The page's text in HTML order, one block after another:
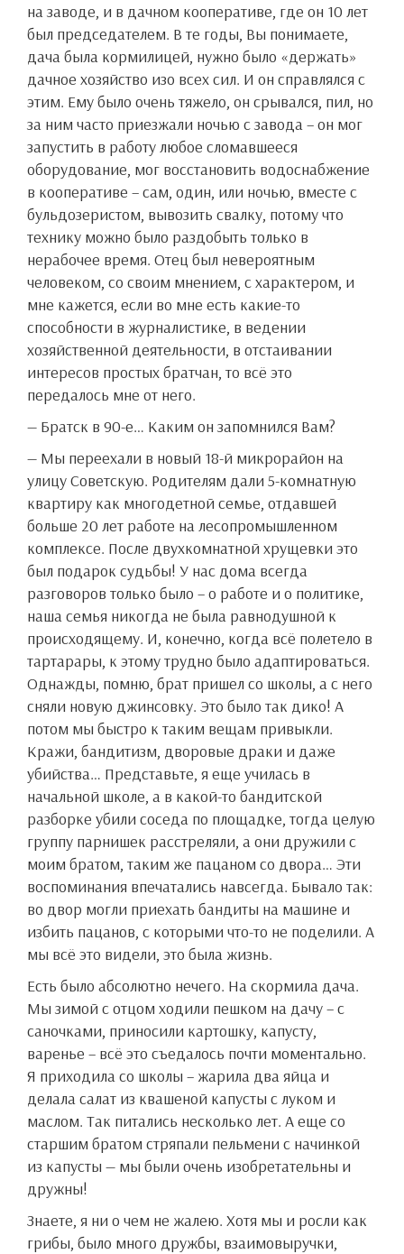
на заводе, и в дачном кооперативе, где он 10 лет
был председателем. В те годы, Вы понимаете,
дача была кормилицей, нужно было «держать»
дачное хозяйство изо всех сил. И он справлялся с
этим. Ему было очень тяжело, он срывался, пил, но
за ним часто приезжали ночью с завода – он мог
запустить в работу любое сломавшееся
оборудование, мог восстановить водоснабжение
в кооперативе – сам, один, или ночью, вместе с
бульдозеристом, вывозить свалку, потому что
технику можно было раздобыть только в
нерабочее время. Отец был невероятным
человеком, со своим мнением, с характером, и
мне кажется, если во мне есть какие-то
способности в журналистике, в ведении
хозяйственной деятельности, в отстаивании
интересов простых братчан, то всё это
передалось мне от него.
— Братск в 90-е… Каким он запомнился Вам?
— Мы переехали в новый 18-й микрорайон на
улицу Советскую. Родителям дали 5-комнатную
квартиру как многодетной семье, отдавшей
больше 20 лет работе на лесопромышленном
комплексе. После двухкомнатной хрущевки это
был подарок судьбы! У нас дома всегда
разговоров только было – о работе и о политике,
наша семья никогда не была равнодушной к
происходящему. И, конечно, когда всё полетело в
тартарары, к этому трудно было адаптироваться.
Однажды, помню, брат пришел со школы, а с него
сняли новую джинсовку. Это было так дико! А
потом мы быстро к таким вещам привыкли.
Кражи, бандитизм, дворовые драки и даже
убийства… Представьте, я еще училась в
начальной школе, а в какой-то бандитской
разборке убили соседа по площадке, тогда целую
группу парнишек расстреляли, а они дружили с
моим братом, таким же пацаном со двора… Эти
воспоминания впечатались навсегда. Бывало так:
во двор могли приехать бандиты на машине и
избить пацанов, с которыми что-то не поделили. А
мы всё это видели, это была жизнь.
Есть было абсолютно нечего. На скормила дача.
Мы зимой с отцом ходили пешком на дачу – с
саночками, приносили картошку, капусту,
варенье – всё это съедалось почти моментально.
Я приходила со школы – жарила два яйца и
делала салат из квашеной капусты с луком и
маслом. Так питались несколько лет. А еще со
старшим братом стряпали пельмени с начинкой
из капусты — мы были очень изобретательны и
дружны!
Знаете, я ни о чем не жалею. Хотя мы и росли как
грибы, было много дружбы, взаимовыручки,